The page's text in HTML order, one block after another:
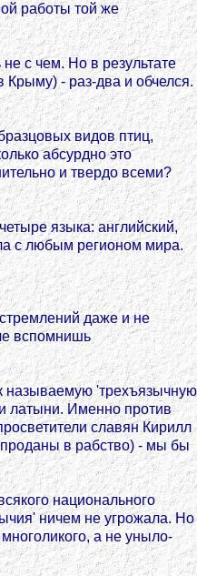
работы той же
с чем. Но в результате
Крыму) - раз-два и обчелся.
видов птиц,
абсурдно это
и твердо всеми?
языка: английский,
с любым регионом мира.
даже и не
вспомнишь
называемую 'трехъязычную
латыни. Именно против
славян Кирилл
в рабство) - мы бы
национального
ничем не угрожала. Но
а не уныло-